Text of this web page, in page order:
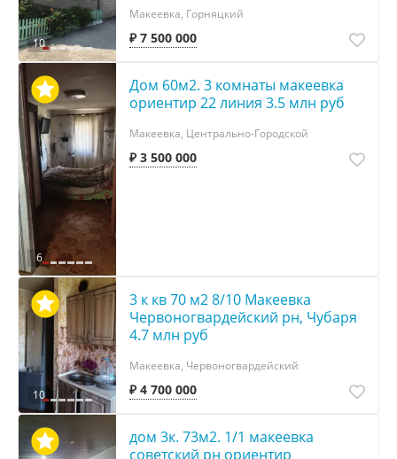
10 ₽ 7 500 000
Макеевка, Горняцкий
6
Дом 60м2. 3 комнаты макеевка
ориентир 22 линия 3.5 млн руб
₽ 3 500 000
Макеевка, Центрально-Городской
10
3 к кв 70 м2 8/10 Макеевка
Червоногвардейский рн, Чубаря
4.7 млн руб
₽ 4 700 000
Макеевка, Червоногвардейский
дом 3к. 73м2. 1/1 макеевка
советский рн ориентир